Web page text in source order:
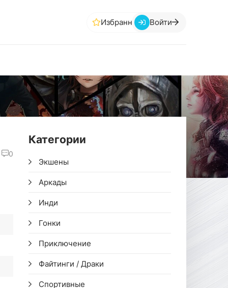
Избранное Войти
0
Категории
Экшены
Аркады
Инди
Гонки
Приключение
Файтинги / Драки
Спортивные